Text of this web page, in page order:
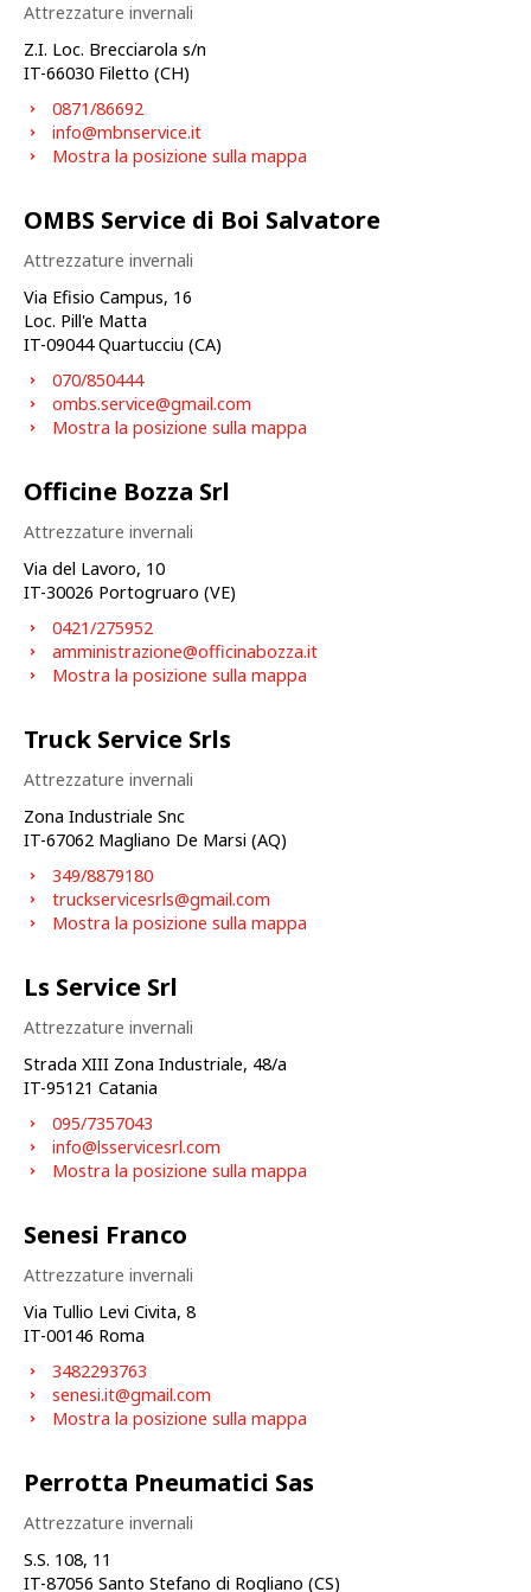
Attrezzature invernali
Z.I. Loc. Brecciarola s/n
IT-66030 Filetto (CH)
0871/86692
info@mbnservice.it
Mostra la posizione sulla mappa
OMBS Service di Boi Salvatore
Attrezzature invernali
Via Efisio Campus, 16
Loc. Pill'e Matta
IT-09044 Quartucciu (CA)
070/850444
ombs.service@gmail.com
Mostra la posizione sulla mappa
Officine Bozza Srl
Attrezzature invernali
Via del Lavoro, 10
IT-30026 Portogruaro (VE)
0421/275952
amministrazione@officinabozza.it
Mostra la posizione sulla mappa
Truck Service Srls
Attrezzature invernali
Zona Industriale Snc
IT-67062 Magliano De Marsi (AQ)
349/8879180
truckservicesrls@gmail.com
Mostra la posizione sulla mappa
Ls Service Srl
Attrezzature invernali
Strada XIII Zona Industriale, 48/a
IT-95121 Catania
095/7357043
info@lsservicesrl.com
Mostra la posizione sulla mappa
Senesi Franco
Attrezzature invernali
Via Tullio Levi Civita, 8
IT-00146 Roma
3482293763
senesi.it@gmail.com
Mostra la posizione sulla mappa
Perrotta Pneumatici Sas
Attrezzature invernali
S.S. 108, 11
IT-87056 Santo Stefano di Rogliano (CS)